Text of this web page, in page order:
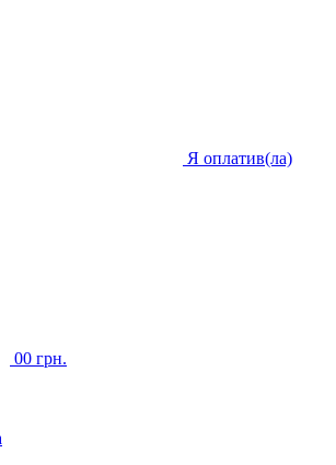
Я оплатив(ла)
00 грн.